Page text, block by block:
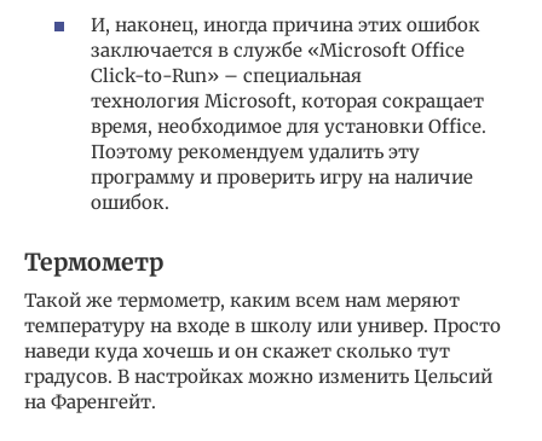
И, наконец, иногда причина этих ошибок
заключается в службе «Microsoft Office
Click-to-Run» – специальная
технология Microsoft, которая сокращает
время, необходимое для установки Office.
Поэтому рекомендуем удалить эту
программу и проверить игру на наличие
ошибок.
Термометр
Такой же термометр, каким всем нам меряют
температуру на входе в школу или универ. Просто
наведи куда хочешь и он скажет сколько тут
градусов. В настройках можно изменить Цельсий
на Фаренгейт.